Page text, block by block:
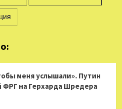
меня услышали». Путин
ФРГ на Герхарда Шредера